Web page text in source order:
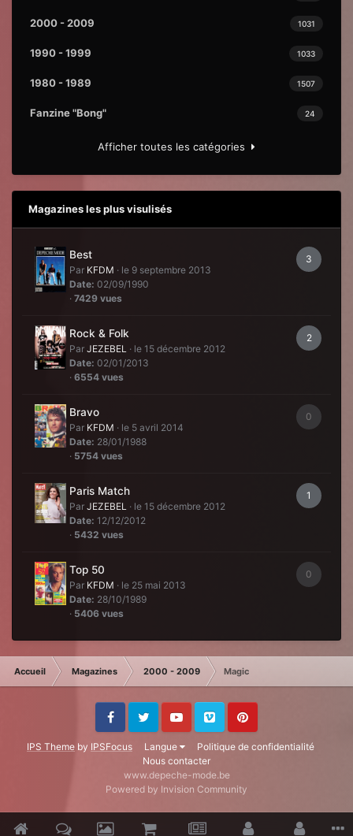
1031
2000 - 2009
1033
1990 - 1999
1507
1980 - 1989
24
Fanzine "Bong"
Afficher toutes les catégories
Magazines les plus visulisés
3
Best
Par KFDM · le 9 septembre 2013
Date: 02/09/1990
· 7429 vues
2
Rock & Folk
Par JEZEBEL · le 15 décembre 2012
Date: 02/01/2013
· 6554 vues
0
Bravo
Par KFDM · le 5 avril 2014
Date: 28/01/1988
· 5754 vues
1
Paris Match
Par JEZEBEL · le 15 décembre 2012
Date: 12/12/2012
· 5432 vues
0
Top 50
Par KFDM · le 25 mai 2013
Date: 28/10/1989
· 5406 vues
Accueil Magazines 2000 - 2009 Magic
IPS Theme by IPSFocus Langue
Politique de confidentialité
Nous contacter
FacebookTwitter Youtube Vimeo Pinterest
www.depeche-mode.be
Powered by Invision Community